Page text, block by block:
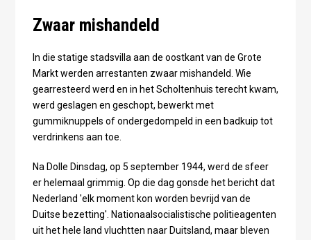
Zwaar mishandeld
In die statige stadsvilla aan de oostkant van de Grote
Markt werden arrestanten zwaar mishandeld. Wie
gearresteerd werd en in het Scholtenhuis terecht kwam,
werd geslagen en geschopt, bewerkt met
gummiknuppels of ondergedompeld in een badkuip tot
verdrinkens aan toe.
Na Dolle Dinsdag, op 5 september 1944, werd de sfeer
er helemaal grimmig. Op die dag gonsde het bericht dat
Nederland 'elk moment kon worden bevrijd van de
Duitse bezetting'. Nationaalsocialistische politieagenten
uit het hele land vluchtten naar Duitsland, maar bleven